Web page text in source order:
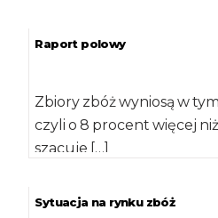
Raport polowy
Zbiory zbóż wyniosą w
czyli o 8 procent więcej
szacuje […]
Sytuacja na rynku zbóż